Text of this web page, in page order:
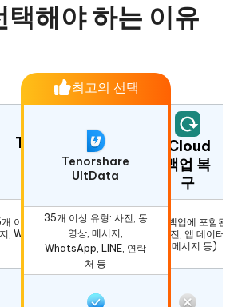
택해야 하는 이유
Tenorshare
UltData
iCloud
백업 복
구
이상 유형: 사진, 동영상, 메
, WhatsApp, LINE, 연락처
등
iCloud 백업에 포함된 데
이터 (사진, 앱 데이터, 설
정, 메시지 등)
최고의 선택
Tenorshare
UltData
35개 이상 유형: 사진, 동
영상, 메시지,
WhatsApp, LINE, 연락
처 등